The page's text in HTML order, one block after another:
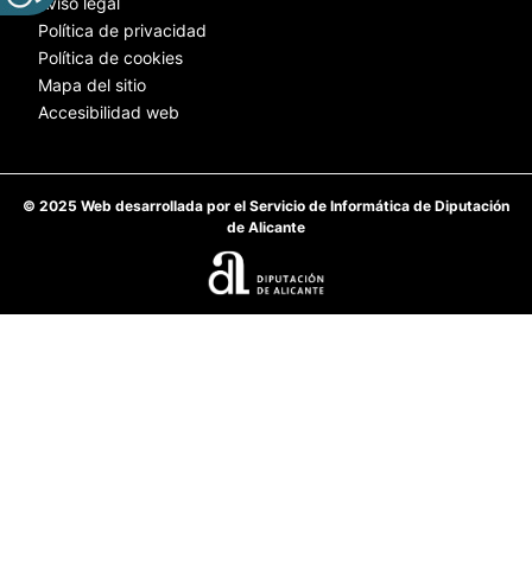
Política de privacidad
Política de cookies
Mapa del sitio
Accesibilidad web
© 2025 Web desarrollada por el Servicio de Informática de Diputación
de Alicante